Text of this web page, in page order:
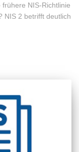
NIS-Richtlinie
NIS 2 betrifft deutlich